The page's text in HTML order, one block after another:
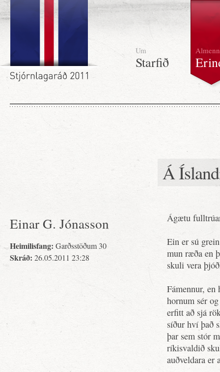
Um
Starfið
Almenn
Á
Einar G. Jónasson
Heimilisfang: Garðsstöðum 30
Skráð: 26.05.2011 23:28
Ágætu
Ein er sú
mun ræða en
skuli vera
Fámennur,
hornum sér
erfitt að sjá
síður hví það
þar sem stór
ríkisvaldið
auðveldara er